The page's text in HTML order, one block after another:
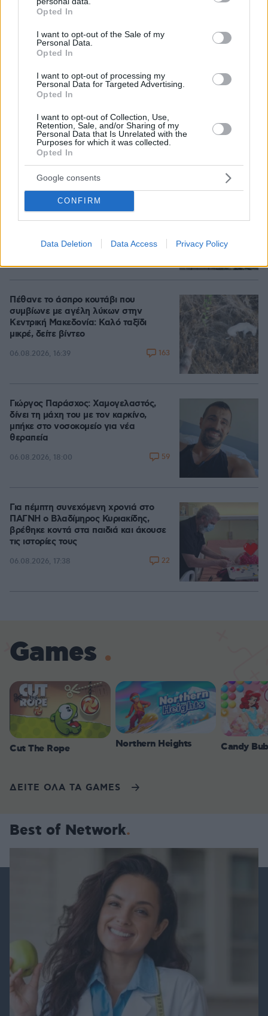
grant or deny consent to Google and its third-party tags to
use your data for below specified purposes in below Google
consent section.
Opted In
I want to opt-out of the Sale of my
Personal Data.
Opted In
I want to opt-out of processing my
Personal Data for Targeted Advertising.
Opted In
I want to opt-out of Collection, Use,
Retention, Sale, and/or Sharing of my
Personal Data that Is Unrelated with the
Purposes for which it was collected.
Opted In
Google consents
CONFIRM
Data Deletion Data Access Privacy Policy
συμβίωση του μικρού σκυλιού με
επενέβη, όταν το είδε άρρωστο
06.08.2026, 19:34
Προϊόν εργαστηρίου ή της φύσης ο
Φάουτσι και άλλα ιδιωτικά, αρνήθηκε
100 φορές να απαντήσει στο
Κογκρέσο
06.08.2026, 21:40
Αριστοτέλης Δαμίγος: Σε κλίμα
οδύνης έγινε η αποτέφρωση του
συντονιστή που σκοτώθηκε μετά τη
φωτογραφίες
Πέθανε το άσπρο κουτάβι που
συμβίωνε με αγέλη λύκων στην
Κεντρική Μακεδονία: Καλό ταξίδι
μικρέ, δείτε βίντεο
06.08.2026, 16:39 163
Γιώργος Παράσχος: Χαμογελαστός,
δίνει τη μάχη του με τον καρκίνο,
μπήκε στο νοσοκομείο για νέα
θεραπεία
06.08.2026, 18:00 59
Για πέμπτη συνεχόμενη χρονιά στο
ΠΑΓΝΗ ο Βλαδίμηρος Κυριακίδης,
βρέθηκε κοντά στα παιδιά και άκουσε
τις ιστορίες τους
06.08.2026, 17:38 22
Games
Cut The Rope Northern Heights Candy
ΔΕΙΤΕ ΟΛΑ ΤΑ GAMES
Best of Network